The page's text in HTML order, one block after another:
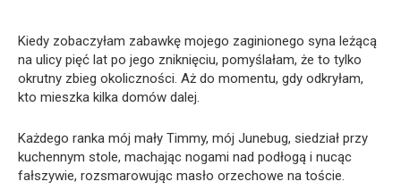
Kiedy zobaczyłam zabawkę mojego zaginionego syna leżącą
na ulicy pięć lat po jego zniknięciu, pomyślałam, że to tylko
okrutny zbieg okoliczności. Aż do momentu, gdy odkryłam,
kto mieszka kilka domów dalej.
Każdego ranka mój mały Timmy, mój Junebug, siedział przy
kuchennym stole, machając nogami nad podłogą i nucąc
fałszywie, rozsmarowując masło orzechowe na toście.